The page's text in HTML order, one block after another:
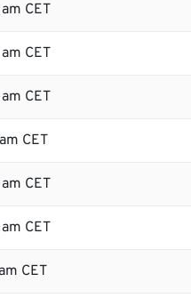
CET
CET
CET
CET
CET
CET
CET